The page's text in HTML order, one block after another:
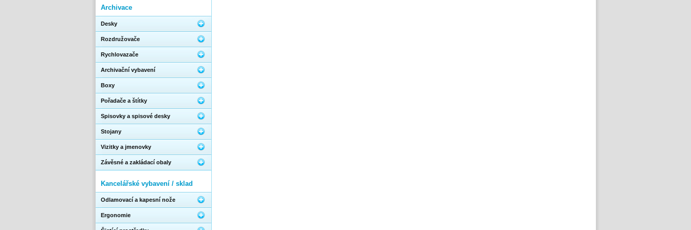
Archivace
Desky
Rozdružovače
Rychlovazače
Archivační vybavení
Boxy
Pořadače a štítky
Spisovky a spisové desky
Stojany
Vizitky a jmenovky
Závěsné a zakládací obaly
Kancelářské vybavení / sklad
Odlamovací a kapesní nože
Ergonomie